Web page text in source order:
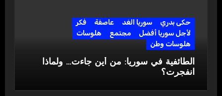
حكى بدري سوريا الغد عاصفة
فكر
لأجل سوريا أفضل
مجتمع
هلوسات
هلوسات وطن
الطائفية في سوريا: من أين جاءت… ولماذا
انفجرت؟